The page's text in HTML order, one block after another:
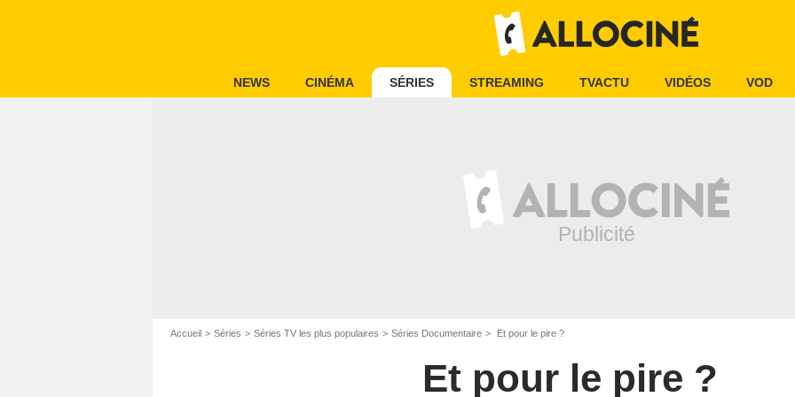
NEWS CINÉMA SÉRIES STREAMING TVACTU VIDÉOS VOD
Accueil Séries Séries TV les plus populaires Séries Documentaire Et pour le pire ?
Et pour le pire ?